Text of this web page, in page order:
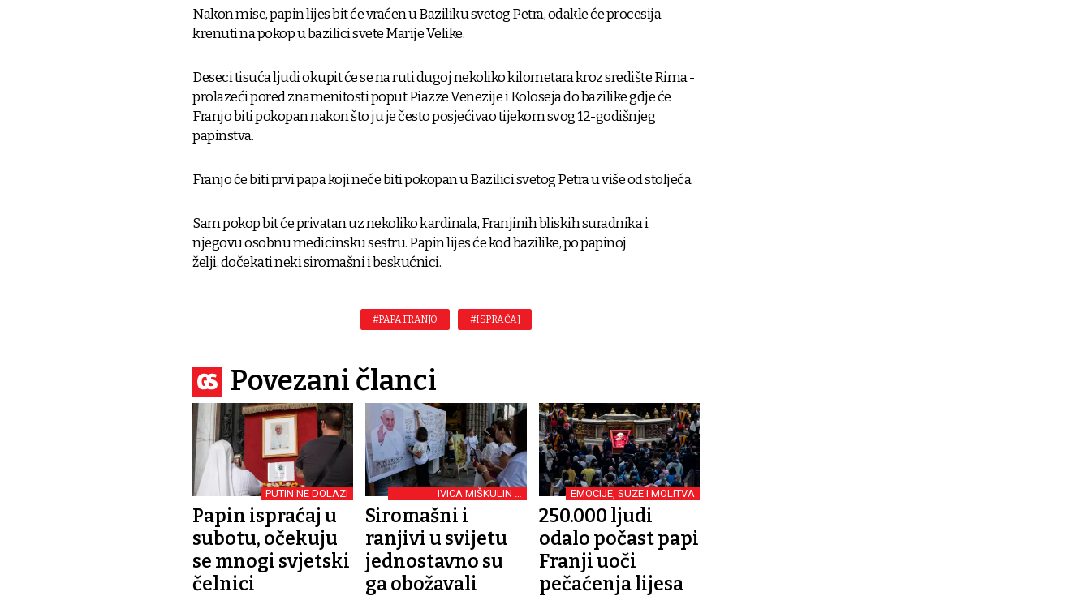
Nakon mise, papin lijes bit će vraćen u Baziliku svetog Petra, odakle će procesija
krenuti na pokop u bazilici svete Marije Velike.
Deseci tisuća ljudi okupit će se na ruti dugoj nekoliko kilometara kroz središte Rima -
prolazeći pored znamenitosti poput Piazze Venezije i Koloseja do bazilike gdje će
Franjo biti pokopan nakon što ju je često posjećivao tijekom svog 12-godišnjeg
papinstva.
Franjo će biti prvi papa koji neće biti pokopan u Bazilici svetog Petra u više od stoljeća.
Sam pokop bit će privatan uz nekoliko kardinala, Franjinih bliskih suradnika i
njegovu osobnu medicinsku sestru. Papin lijes će kod bazilike, po papinoj
želji, dočekati neki siromašni i beskućnici.
#PAPA FRANJO #ISPRAĆAJ
Povezani članci
PUTIN NE DOLAZI
Papin ispraćaj u
subotu, očekuju
se mnogi svjetski
čelnici
IVICA MIŠKULIN O
ODLASKU PAPE
Siromašni i
ranjivi u svijetu
jednostavno su
ga obožavali
EMOCIJE, SUZE I MOLITVA
250.000 ljudi
odalo počast papi
Franji uoči
pečaćenja lijesa